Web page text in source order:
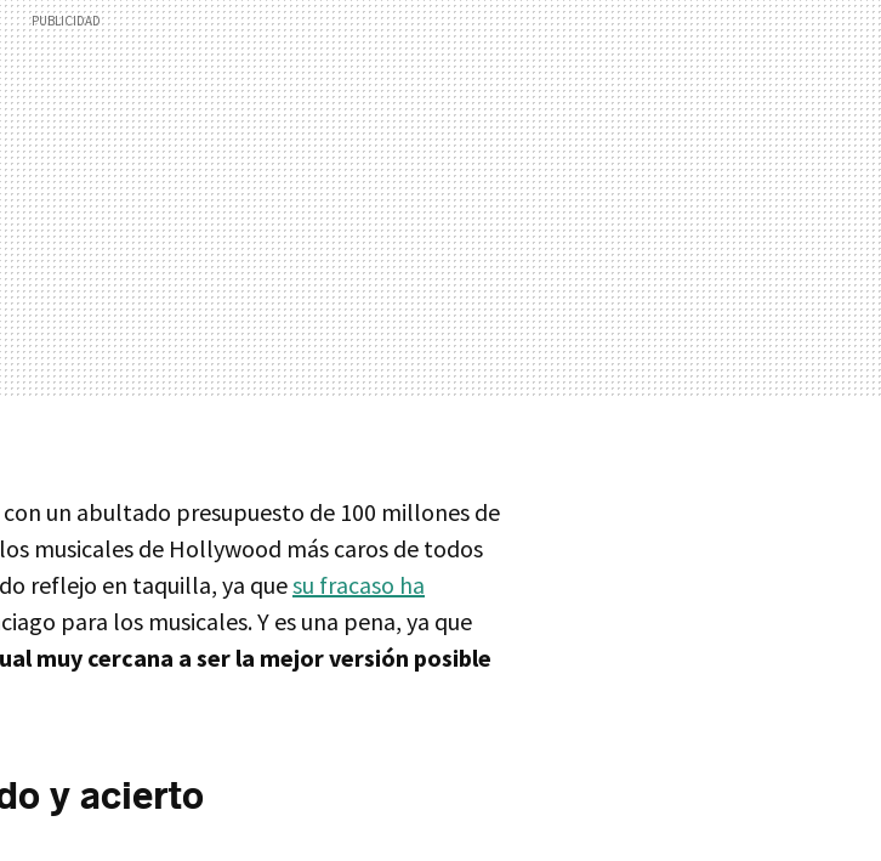
un abultado presupuesto de 100 millones de
musicales de Hollywood más caros de todos
reflejo en taquilla, ya quesu fracaso ha
para los musicales. Y es una pena, ya que
muy cercana a ser la mejor versión posible
y acierto